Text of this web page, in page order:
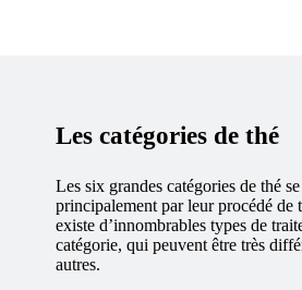
Les catégories de thé
Les six grandes catégories de thé
principalement par leur procédé de
existe d’innombrables types de
catégorie, qui peuvent être très
autres.